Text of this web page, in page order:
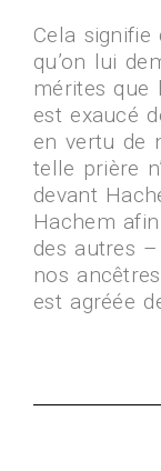
Cela
qu’on lui
mérites que
est exaucé
en vertu de
telle prière
devant
Hachem
des autres
nos
est agréée